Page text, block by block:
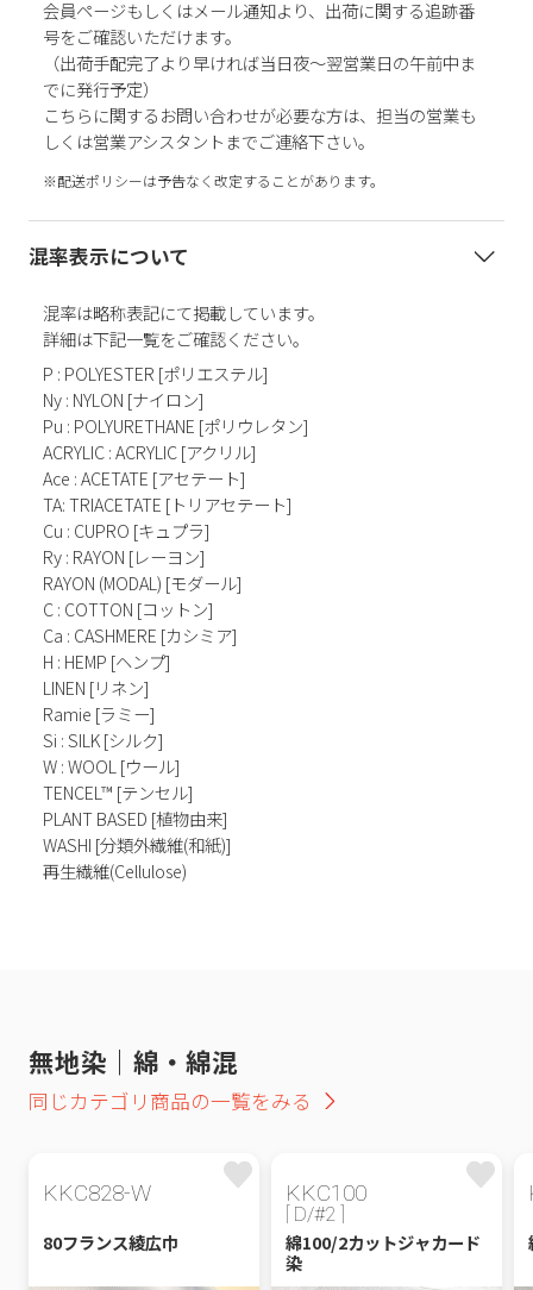
会員ページもしくはメール通知より、出荷に関する追跡番
号をご確認いただけます。
（出荷手配完了より早ければ当日夜～翌営業日の午前中ま
でに発行予定）
こちらに関するお問い合わせが必要な方は、担当の営業も
しくは営業アシスタントまでご連絡下さい。
※配送ポリシーは予告なく改定することがあります。
混率表示について
混率は略称表記にて掲載しています。
詳細は下記一覧をご確認ください。
P : POLYESTER [ポリエステル]
Ny : NYLON [ナイロン]
Pu : POLYURETHANE [ポリウレタン]
ACRYLIC : ACRYLIC [アクリル]
Ace : ACETATE [アセテート]
TA: TRIACETATE [トリアセテート]
Cu : CUPRO [キュプラ]
Ry : RAYON [レーヨン]
RAYON (MODAL) [モダール]
C : COTTON [コットン]
Ca : CASHMERE [カシミア]
H : HEMP [ヘンプ]
LINEN [リネン]
Ramie [ラミー]
Si : SILK [シルク]
W : WOOL [ウール]
TENCEL™ [テンセル]
PLANT BASED [植物由来]
WASHI [分類外繊維(和紙)]
再生繊維(Cellulose)
無地染｜綿・綿混
同じカテゴリ商品の一覧をみる
KKC828-W
80フランス綾広巾
KKC100
[ D/#2 ]
綿100/2カットジャカード
染